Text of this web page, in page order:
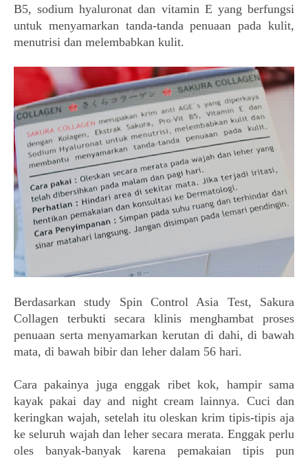
B5, sodium hyaluronat dan vitamin E yang berfungsi
untuk menyamarkan tanda-tanda penuaan pada kulit,
menutrisi dan melembabkan kulit.
Berdasarkan study Spin Control Asia Test, Sakura
Collagen terbukti secara klinis menghambat proses
penuaan serta menyamarkan kerutan di dahi, di bawah
mata, di bawah bibir dan leher dalam 56 hari.
Cara pakainya juga enggak ribet kok, hampir sama
kayak pakai day and night cream lainnya. Cuci dan
keringkan wajah, setelah itu oleskan krim tipis-tipis aja
ke seluruh wajah dan leher secara merata. Enggak perlu
oles banyak-banyak karena pemakaian tipis pun